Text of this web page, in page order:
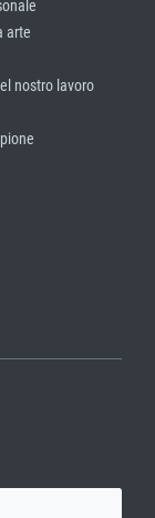
arte
nostro lavoro